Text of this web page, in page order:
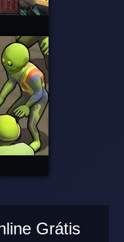
Grátis